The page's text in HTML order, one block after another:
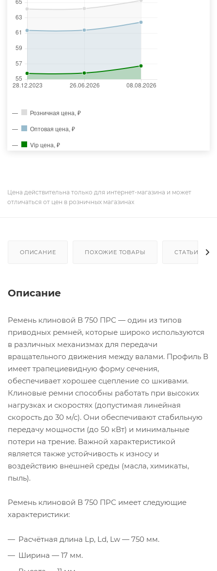
Розничная цена, ₽
Оптовая цена, ₽
Vip цена, ₽
Цена действительна только для интернет-магазина и может
отличаться от цен в розничных магазинах
ОПИСАНИЕ ПОХОЖИЕ ТОВАРЫ СТАТЬИ
Описание
Ремень клиновой В 750 ПРС — один из типов
приводных ремней, которые широко используются
в различных механизмах для передачи
вращательного движения между валами. Профиль В
имеет трапециевидную форму сечения,
обеспечивает хорошее сцепление со шкивами.
Клиновые ремни способны работать при высоких
нагрузках и скоростях (допустимая линейная
скорость до 30 м/с). Они обеспечивают стабильную
передачу мощности (до 50 кВт) и минимальные
потери на трение. Важной характеристикой
является также устойчивость к износу и
воздействию внешней среды (масла, химикаты,
пыль).
Ремень клиновой В 750 ПРС имеет следующие
характеристики:
Расчётная длина Lp, Ld, Lw — 750 мм.
Ширина — 17 мм.